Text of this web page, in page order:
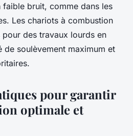
bruit, comme dans les
Les chariots à combustion
des travaux lourds en
de soulèvement maximum et
pour garantir
optimale et